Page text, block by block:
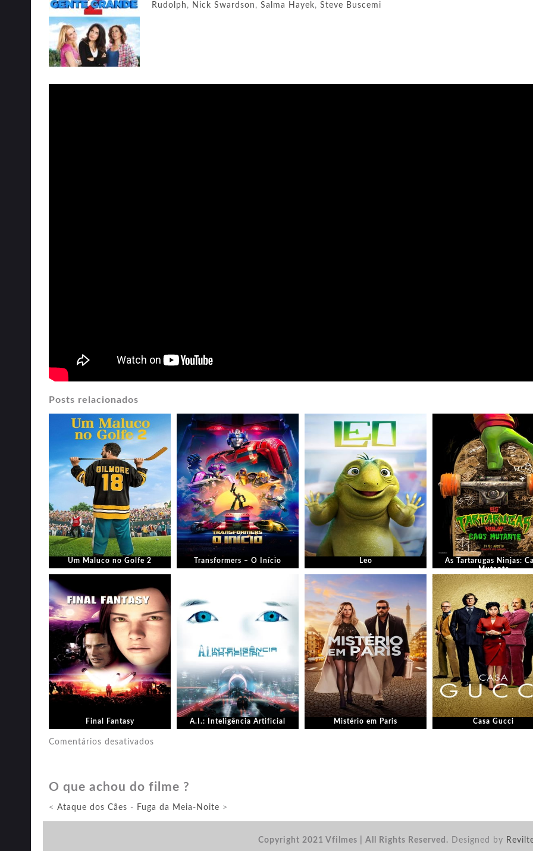
Rudolph , Nick Swardson , Salma Hayek, Steve Buscemi
Posts relacionados
Um Maluco no Golfe 2 Transformers – O Início Leo
As Tartarugas Ninjas:
Mutante
Final Fantasy A.I.: Inteligência Artificial Mistério em Paris Casa Gucci
Comentários desativados
O que achou do filme ?
< Ataque dos Cães - Fuga da Meia-Noite >
Copyright 2021 Vfilmes | All Rights Reserved. Designed by